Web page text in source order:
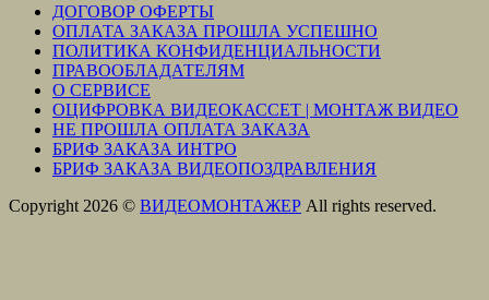
ДОГОВОР ОФЕРТЫ
ОПЛАТА ЗАКАЗА ПРОШЛА УСПЕШНО
ПОЛИТИКА КОНФИДЕНЦИАЛЬНОСТИ
ПРАВООБЛАДАТЕЛЯМ
О СЕРВИСЕ
ОЦИФРОВКА ВИДЕОКАССЕТ | МОНТАЖ ВИДЕО
НЕ ПРОШЛА ОПЛАТА ЗАКАЗА
БРИФ ЗАКАЗА ИНТРО
БРИФ ЗАКАЗА ВИДЕОПОЗДРАВЛЕНИЯ
Copyright 2026 © ВИДЕОМОНТАЖЕР All rights reserved.